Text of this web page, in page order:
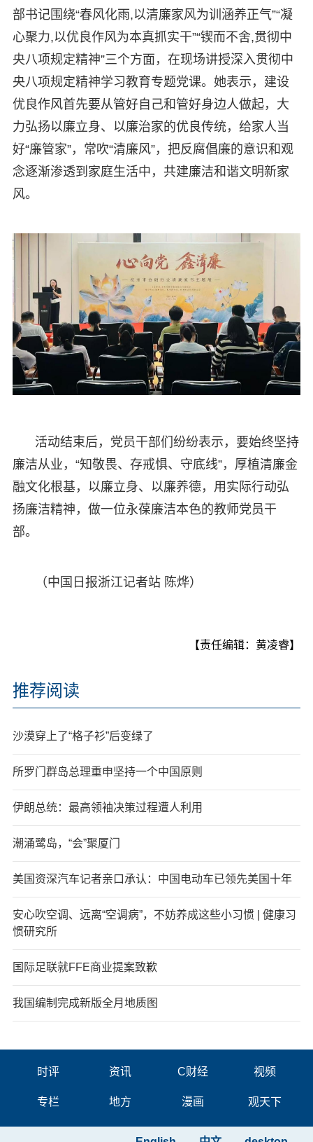
部书记围绕“春风化雨,以清廉家风为训涵养正气”“凝
心聚力,以优良作风为本真抓实干”“锲而不舍,贯彻中
央八项规定精神”三个方面，在现场讲授深入贯彻中
央八项规定精神学习教育专题党课。她表示，建设
优良作风首先要从管好自己和管好身边人做起，大
力弘扬以廉立身、以廉治家的优良传统，给家人当
好“廉管家”，常吹“清廉风”，把反腐倡廉的意识和观
念逐渐渗透到家庭生活中，共建廉洁和谐文明新家
风。
活动结束后，党员干部们纷纷表示，要始终坚持
廉洁从业，“知敬畏、存戒惧、守底线”，厚植清廉金
融文化根基，以廉立身、以廉养德，用实际行动弘
扬廉洁精神，做一位永葆廉洁本色的教师党员干
部。
（中国日报浙江记者站 陈烨）
【责任编辑：黄凌睿】
推荐阅读
沙漠穿上了“格子衫”后变绿了
所罗门群岛总理重申坚持一个中国原则
伊朗总统：最高领袖决策过程遭人利用
潮涌鹭岛，“会”聚厦门
美国资深汽车记者亲口承认：中国电动车已领先美国十年
安心吹空调、远离“空调病”，不妨养成这些小习惯 | 健康习
惯研究所
国际足联就FFE商业提案致歉
我国编制完成新版全月地质图
时评 资讯 C财经 视频
专栏 地方 漫画 观天下